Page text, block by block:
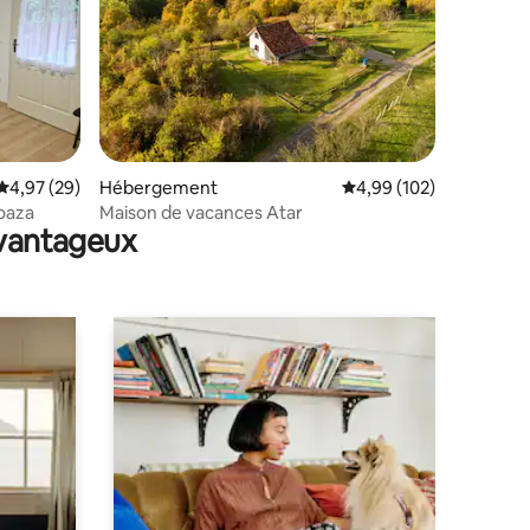
: 5 sur 5
moyenne sur la base de 29 commentaires : 4,97 sur 5
4,97 (29)
Hébergement Évaluation moyenne
4,99 (102)
Maison de vacances Atar